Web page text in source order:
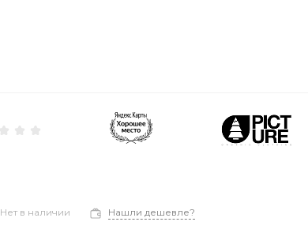
Нет в наличии Нашли дешевле?